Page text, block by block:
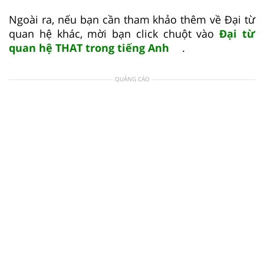
Ngoài ra, nếu bạn cần tham khảo thêm về Đại từ
quan hệ khác, mời bạn click chuột vàoĐại từ
quan hệ THAT trong tiếng Anh
.
QUẢNG CÁO